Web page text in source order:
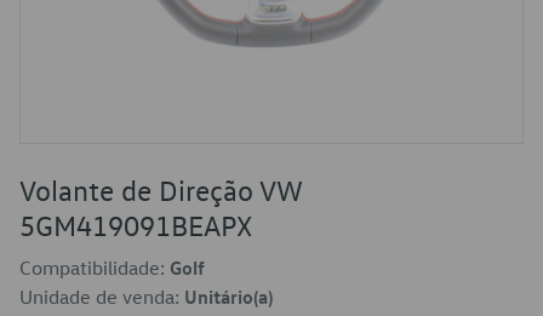
Volante de Direção VW
5GM419091BEAPX
Compatibilidade: Golf
Unidade de venda: Unitário(a)